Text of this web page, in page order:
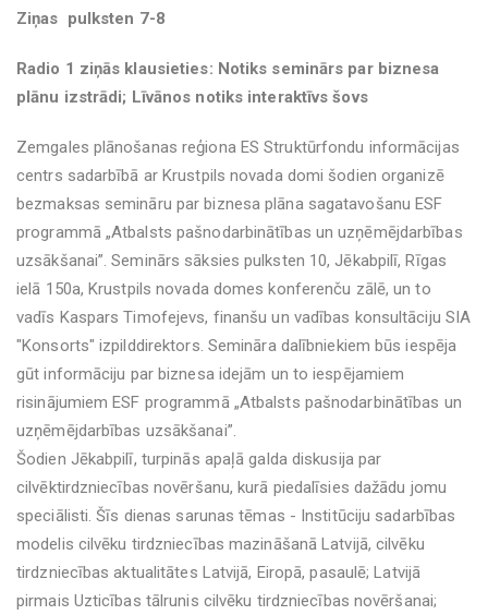
Ziņas pulksten 7-8
Radio 1 ziņās klausieties: Notiks seminārs par biznesa
plānu izstrādi; Līvānos notiks interaktīvs šovs
Zemgales plānošanas reģiona ES Struktūrfondu informācijas
centrs sadarbībā ar Krustpils novada domi šodien organizē
bezmaksas semināru par biznesa plāna sagatavošanu ESF
programmā „Atbalsts pašnodarbinātības un uzņēmējdarbības
uzsākšanai”. Seminārs sāksies pulksten 10, Jēkabpilī, Rīgas
ielā 150a, Krustpils novada domes konferenču zālē, un to
vadīs Kaspars Timofejevs, finanšu un vadības konsultāciju SIA
"Konsorts" izpilddirektors. Semināra dalībniekiem būs iespēja
gūt informāciju par biznesa idejām un to iespējamiem
risinājumiem ESF programmā „Atbalsts pašnodarbinātības un
uzņēmējdarbības uzsākšanai”.
Šodien Jēkabpilī, turpinās apaļā galda diskusija par
cilvēktirdzniecības novēršanu, kurā piedalīsies dažādu jomu
speciālisti. Šīs dienas sarunas tēmas - Institūciju sadarbības
modelis cilvēku tirdzniecības mazināšanā Latvijā, cilvēku
tirdzniecības aktualitātes Latvijā, Eiropā, pasaulē; Latvijā
pirmais Uzticības tālrunis cilvēku tirdzniecības novēršanai;